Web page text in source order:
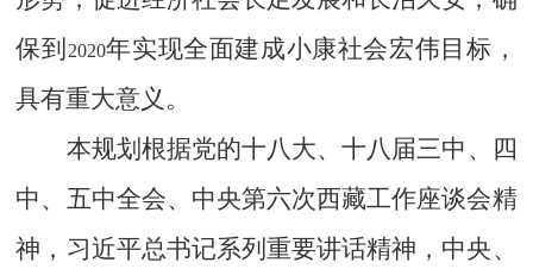
保到 2020年实现全面建成小康社会宏伟目标，
具有重大意义。
本规划根据党的十八大、十八届三中、四
中、五中全会、中央第六次西藏工作座谈会精
神，习近平总书记系列重要讲话精神，中央、